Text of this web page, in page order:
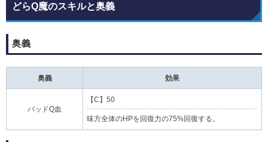
どらQ魔のスキルと奥義
奥義
奥義 効果
バッドQ血
【C】50
味方全体のHPを回復力の75%回復する。